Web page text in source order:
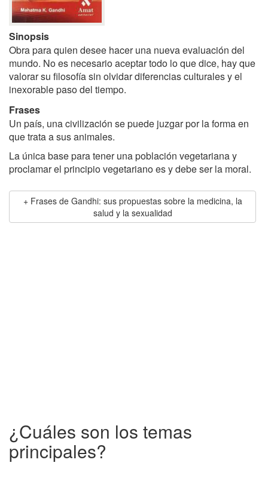
Sinopsis
Obra para quien desee hacer una nueva evaluación del
mundo. No es necesario aceptar todo lo que dice, hay que
valorar su filosofía sin olvidar diferencias culturales y el
inexorable paso del tiempo.
Frases
Un país, una civilización se puede juzgar por la forma en
que trata a sus animales.
La única base para tener una población vegetariana y
proclamar el principio vegetariano es y debe ser la moral.
Frases de Gandhi: sus propuestas sobre la medicina, la
salud y la sexualidad
¿Cuáles son los temas
principales?